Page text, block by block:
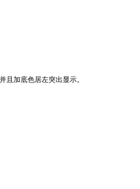
且加底色居左突出显示。